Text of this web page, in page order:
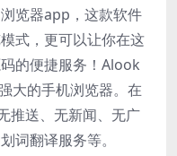
览器app，这款软件
式，更可以让你在这
的便捷服务！Alook
大的手机浏览器。在
推送、无新闻、无广
词翻译服务等。